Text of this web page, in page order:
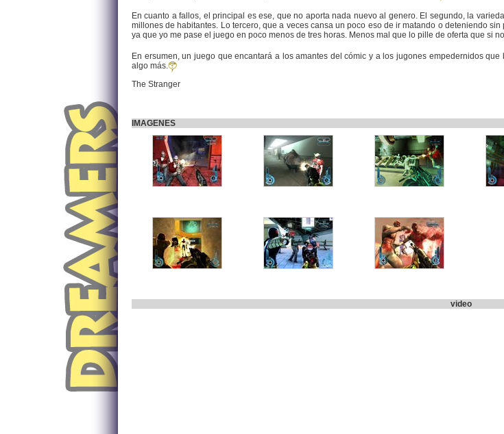
En cuanto a fallos, el principal es ese, que no aporta nada nuevo al genero. El segundo, la
millones de habitantes. Lo tercero, que a veces cansa un poco eso de ir matando o deteniendo
ya que yo me pase el juego en poco menos de tres horas. Menos mal que lo pille de oferta que si
En ersumen, un juego que encantará a los amantes del cómic y a los jugones empedernidos
algo más.
The Stranger
IMAGENES
video